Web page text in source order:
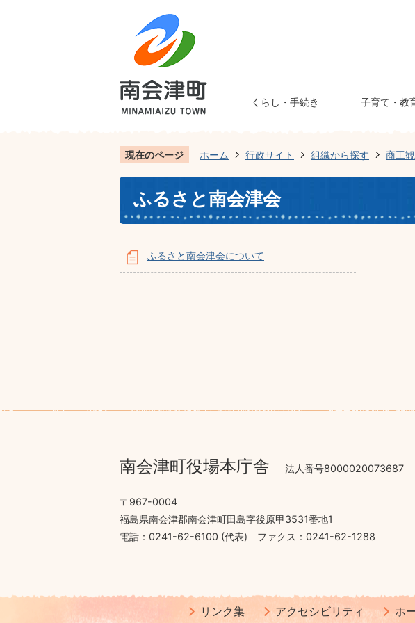
くらし・手続き 子育て・教
現在のページ ホーム 行政サイト 組織から探す 商工
ふるさと南会津会
ふるさと南会津会について
南会津町役場本庁舎 法人番号8000020073687
〒967-0004
福島県南会津郡南会津町田島字後原甲3531番地1
電話：0241-62-6100 (代表) ファクス：0241-62-1288
リンク集 アクセシビリティ ホ